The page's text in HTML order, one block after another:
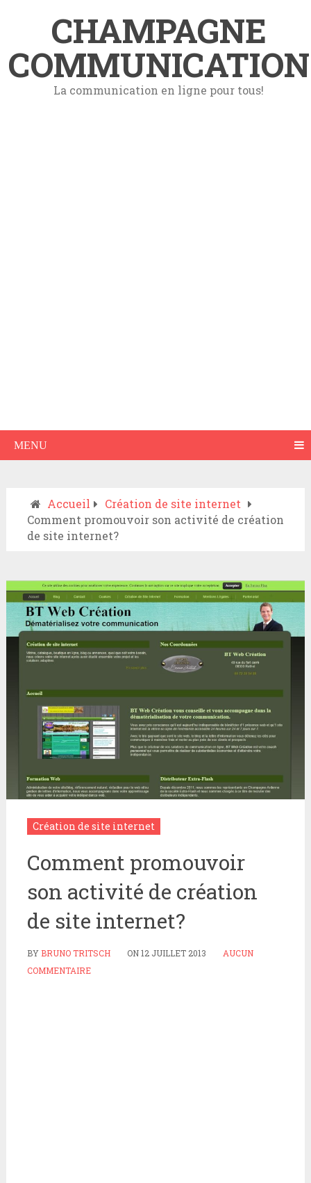
CHAMPAGNE
COMMUNICATION
La communication en ligne pour tous!
MENU
Accueil
Création de site internet
Comment promouvoir son activité de création
de site internet?
Création de site internet
Comment promouvoir
son activité de création
de site internet?
BY BRUNO TRITSCH ON12 JUILLET 2013
AUCUN
COMMENTAIRE